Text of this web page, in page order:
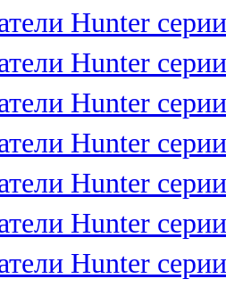
Hunter
Hunter
Hunter
Hunter
Hunter
Hunter
Hunter